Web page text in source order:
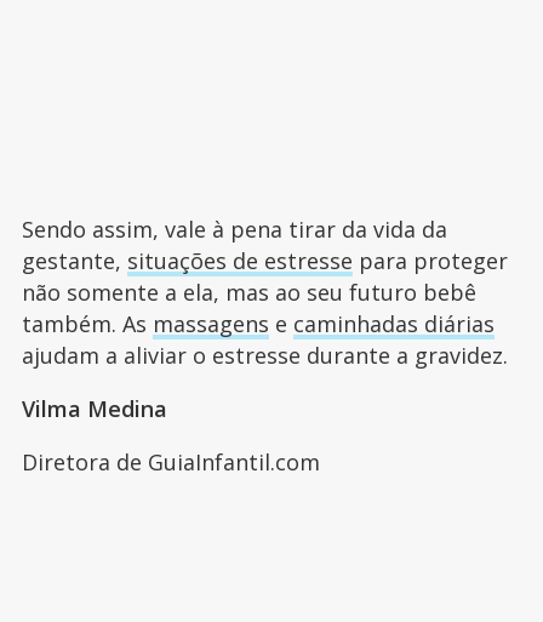
Sendo assim, vale à pena tirar da vida da
gestante, situações de estresse para proteger
não somente a ela, mas ao seu futuro bebê
também. As massagens e caminhadas diárias
ajudam a aliviar o estresse durante a gravidez.
Vilma Medina
Diretora de GuiaInfantil.com